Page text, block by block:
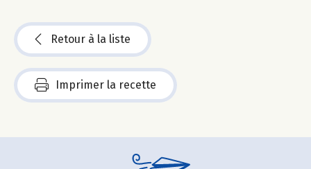
Retour à la liste
Imprimer la recette